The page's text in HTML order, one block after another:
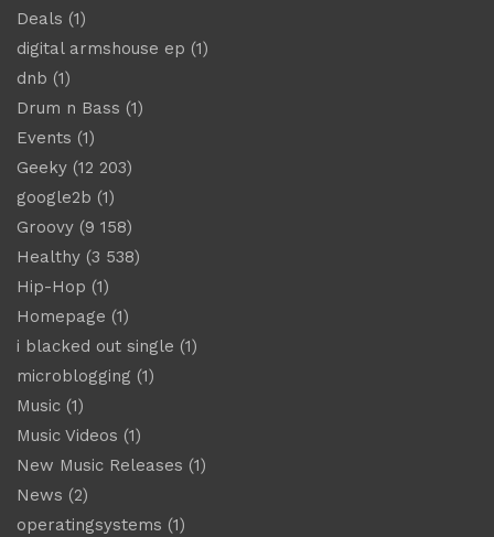
Deals (1)
digital armshouse ep (1)
dnb (1)
Drum n Bass (1)
Events (1)
Geeky (12 203)
google2b (1)
Groovy (9 158)
Healthy (3 538)
Hip-Hop (1)
Homepage (1)
i blacked out single (1)
microblogging (1)
Music (1)
Music Videos (1)
New Music Releases (1)
News (2)
operatingsystems (1)